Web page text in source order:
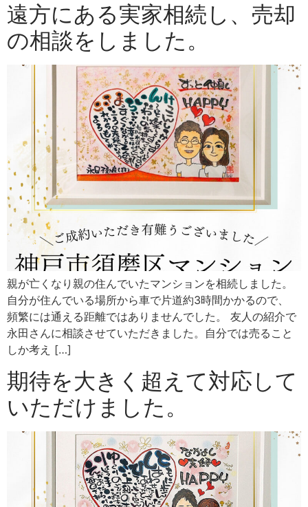
遠方にある実家相続し、売却
の相談をしました。
親が亡くなり親の住んでいたマンションを相続しました。
自分が住んでいる場所から車で片道約3時間かかるので、
頻繁には通える距離ではありませんでした。 友人の紹介で
永田さんに相談させていただきました。自分では売ること
しか考え […]
期待を大きく超えて対応して
いただけました。